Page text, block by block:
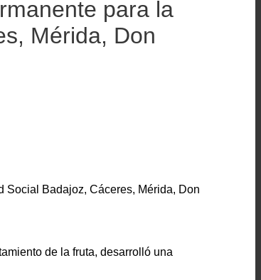
para la
Mérida, Don
Social Badajoz, Cáceres, Mérida, Don
de la fruta, desarrolló una